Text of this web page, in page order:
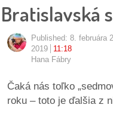
blogy
rozhovory
protesty
Bratislavská
Published: 8. februára
2019
11:18
Hana Fábry
Čaká nás toľko
roku – toto je ďalšia z